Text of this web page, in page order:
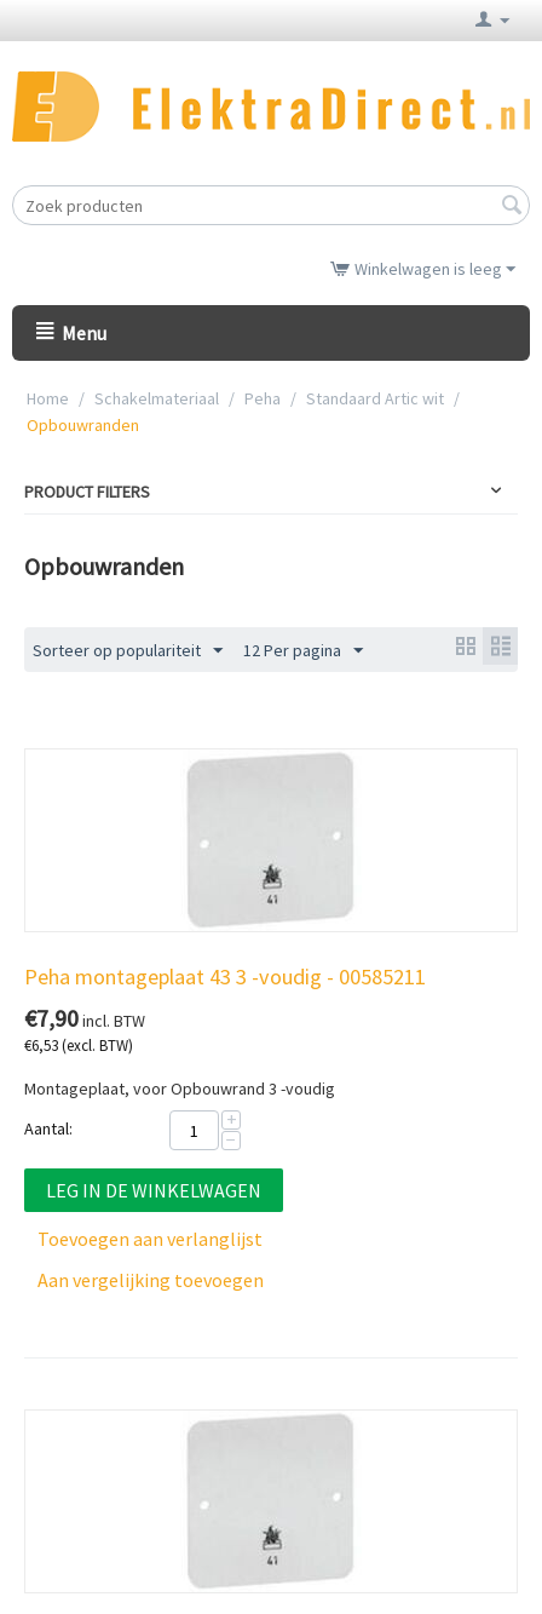
Winkelwagen is leeg
Menu
Home / Schakelmateriaal / Peha / Standaard Artic wit /
Opbouwranden
PRODUCT FILTERS
Opbouwranden
Sorteer op populariteit 12 Per pagina
Peha montageplaat 43 3 -voudig - 00585211
€7,90incl. BTW
€6,53(excl. BTW)
Montageplaat, voor Opbouwrand 3 -voudig
Aantal:
+
−
LEG IN DE WINKELWAGEN
Toevoegen aan verlanglijst
Aan vergelijking toevoegen